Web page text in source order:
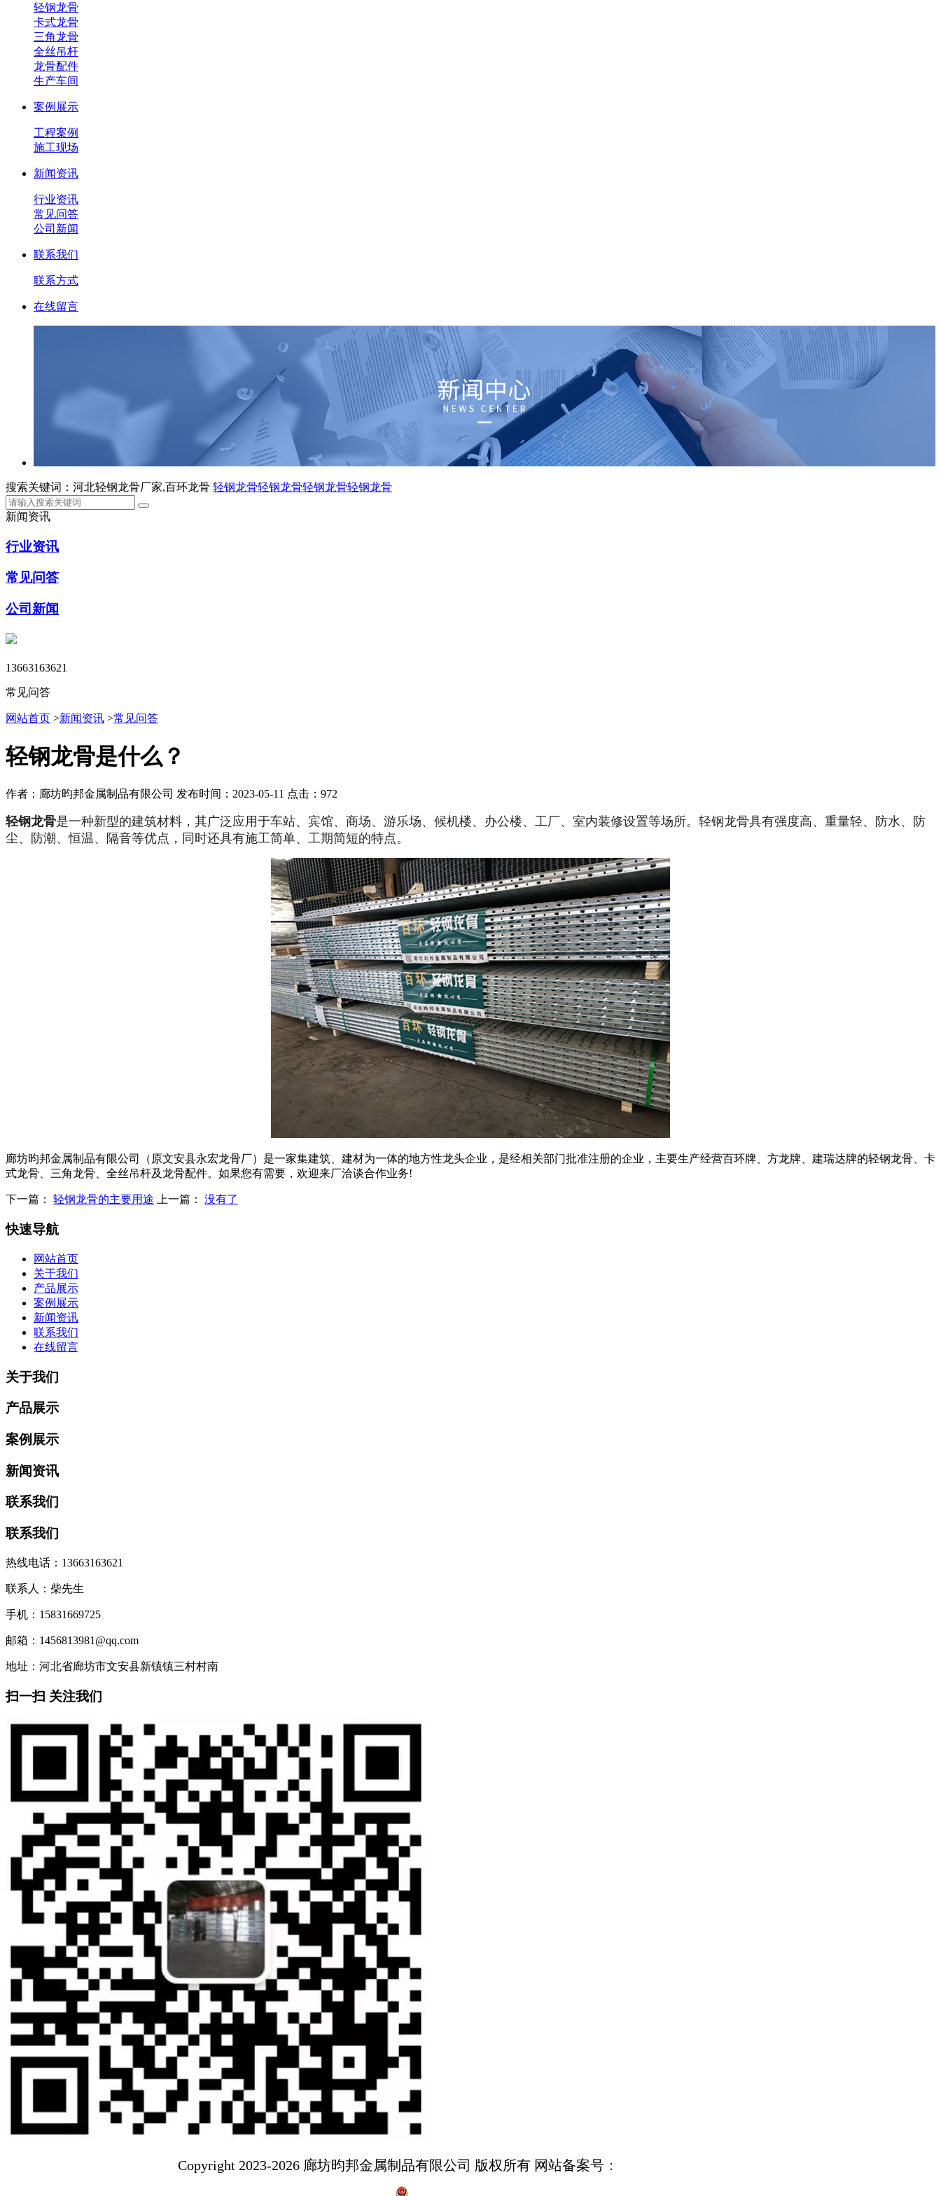
轻钢龙骨
卡式龙骨
三角龙骨
全丝吊杆
龙骨配件
生产车间
案例展示
工程案例
施工现场
新闻资讯
行业资讯
常见问答
公司新闻
联系我们
联系方式
在线留言
搜索关键词：河北轻钢龙骨厂家,百环龙骨 轻钢龙骨轻钢龙骨轻钢龙骨轻钢龙骨
新闻资讯
行业资讯
常见问答
公司新闻
13663163621
常见问答
网站首页 >新闻资讯 >常见问答
轻钢龙骨是什么？
作者：廊坊昀邦金属制品有限公司 发布时间：2023-05-11 点击：972
轻钢龙骨是一种新型的建筑材料，其广泛应用于车站、宾馆、商场、游乐场、候机楼、办公楼、工厂、室内装修设置等场所。轻钢龙骨具有强度高、重量轻、防水、防
尘、防潮、恒温、隔音等优点，同时还具有施工简单、工期简短的特点。
廊坊昀邦金属制品有限公司（原文安县永宏龙骨厂）是一家集建筑、建材为一体的地方性龙头企业，是经相关部门批准注册的企业，主要生产经营百环牌、方龙牌、建瑞达牌的轻钢龙骨、卡
式龙骨、三角龙骨、全丝吊杆及龙骨配件。如果您有需要，欢迎来厂洽谈合作业务!
下一篇： 轻钢龙骨的主要用途 上一篇： 没有了
快速导航
网站首页
关于我们
产品展示
案例展示
新闻资讯
联系我们
在线留言
关于我们
产品展示
案例展示
新闻资讯
联系我们
联系我们
热线电话：13663163621
联系人：柴先生
手机：15831669725
邮箱：1456813981@qq.com
地址：河北省廊坊市文安县新镇镇三村村南
扫一扫 关注我们
Copyright 2023-2026 廊坊昀邦金属制品有限公司 版权所有 网站备案号：